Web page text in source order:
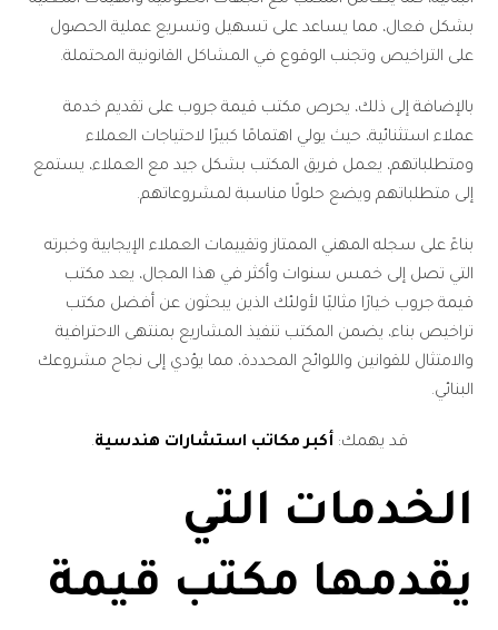
بشكل فعال، مما يساعد على تسهيل وتسريع عملية الحصول
على التراخيص وتجنب الوقوع في المشاكل القانونية المحتملة.
بالإضافة إلى ذلك، يحرص مكتب قيمة جروب على تقديم خدمة
عملاء استثنائية، حيث يولي اهتمامًا كبيرًا لاحتياجات العملاء
ومتطلباتهم، يعمل فريق المكتب بشكل جيد مع العملاء، يستمع
إلى متطلباتهم ويضع حلولًا مناسبة لمشروعاتهم.
بناءً على سجله المهني الممتاز وتقييمات العملاء الإيجابية وخبرته
التي تصل إلى خمس سنوات وأكثر في هذا المجال، يعد مكتب
قيمة جروب خيارًا مثاليًا لأولئك الذين يبحثون عن أفضل مكتب
تراخيص بناء، يضمن المكتب تنفيذ المشاريع بمنتهى الاحترافية
والامتثال للقوانين واللوائح المحددة، مما يؤدي إلى نجاح مشروعك
البنائي.
قد يهمك: أكبر مكاتب استشارات هندسية.
الخدمات التي
يقدمها مكتب قيمة